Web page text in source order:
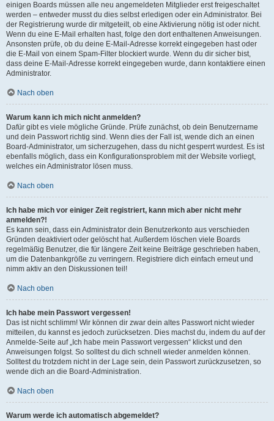
einigen Boards müssen alle neu angemeldeten Mitglieder erst freigeschaltet
werden – entweder musst du dies selbst erledigen oder ein Administrator. Bei
der Registrierung wurde dir mitgeteilt, ob eine Aktivierung nötig ist oder nicht.
Wenn du eine E-Mail erhalten hast, folge den dort enthaltenen Anweisungen.
Ansonsten prüfe, ob du deine E-Mail-Adresse korrekt eingegeben hast oder
die E-Mail von einem Spam-Filter blockiert wurde. Wenn du dir sicher bist,
dass deine E-Mail-Adresse korrekt eingegeben wurde, dann kontaktiere einen
Administrator.
Nach oben
Warum kann ich mich nicht anmelden?
Dafür gibt es viele mögliche Gründe. Prüfe zunächst, ob dein Benutzername
und dein Passwort richtig sind. Wenn dies der Fall ist, wende dich an einen
Board-Administrator, um sicherzugehen, dass du nicht gesperrt wurdest. Es ist
ebenfalls möglich, dass ein Konfigurationsproblem mit der Website vorliegt,
welches ein Administrator lösen muss.
Nach oben
Ich habe mich vor einiger Zeit registriert, kann mich aber nicht mehr
anmelden?!
Es kann sein, dass ein Administrator dein Benutzerkonto aus verschieden
Gründen deaktiviert oder gelöscht hat. Außerdem löschen viele Boards
regelmäßig Benutzer, die für längere Zeit keine Beiträge geschrieben haben,
um die Datenbankgröße zu verringern. Registriere dich einfach erneut und
nimm aktiv an den Diskussionen teil!
Nach oben
Ich habe mein Passwort vergessen!
Das ist nicht schlimm! Wir können dir zwar dein altes Passwort nicht wieder
mitteilen, du kannst es jedoch zurücksetzen. Dies machst du, indem du auf der
Anmelde-Seite auf „Ich habe mein Passwort vergessen“ klickst und den
Anweisungen folgst. So solltest du dich schnell wieder anmelden können.
Solltest du trotzdem nicht in der Lage sein, dein Passwort zurückzusetzen, so
wende dich an die Board-Administration.
Nach oben
Warum werde ich automatisch abgemeldet?